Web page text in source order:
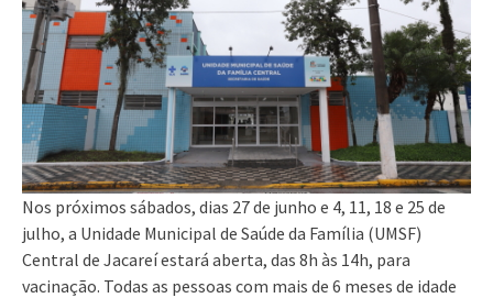
Nos próximos sábados, dias 27 de junho e 4, 11, 18 e 25 de
julho, a Unidade Municipal de Saúde da Família (UMSF)
Central de Jacareí estará aberta, das 8h às 14h, para
vacinação. Todas as pessoas com mais de 6 meses de idade